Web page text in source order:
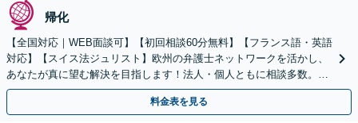
帰化
【全国対応｜WEB面談可】【初回相談60分無料】【フランス語・英語
対応】【スイス法ジュリスト】欧州の弁護士ネットワークを活かし、
あなたが真に望む解決を目指します！法人・個人ともに相談多数。細
やかな連絡と粘り強い交渉を徹底【休日・夜間相談可】
料金表を見る